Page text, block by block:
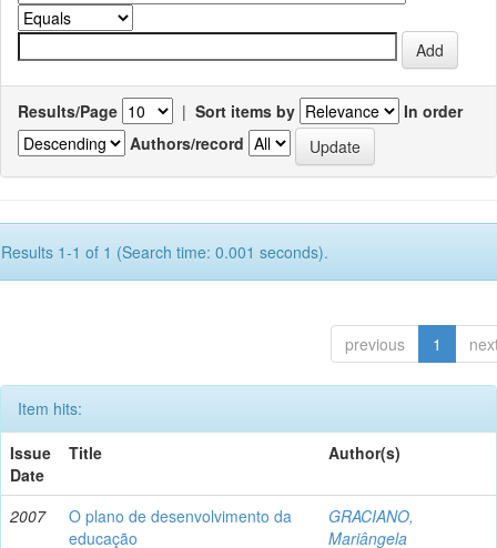
Results/Page | Sort items by
In order
Authors/record
Results 1-1 of 1 (Search time: 0.001 seconds).
previous 1
Item hits:
Issue
Date
Title Author(s)
2007
O plano de desenvolvimento da
educação
GRACIANO,
Mariângela